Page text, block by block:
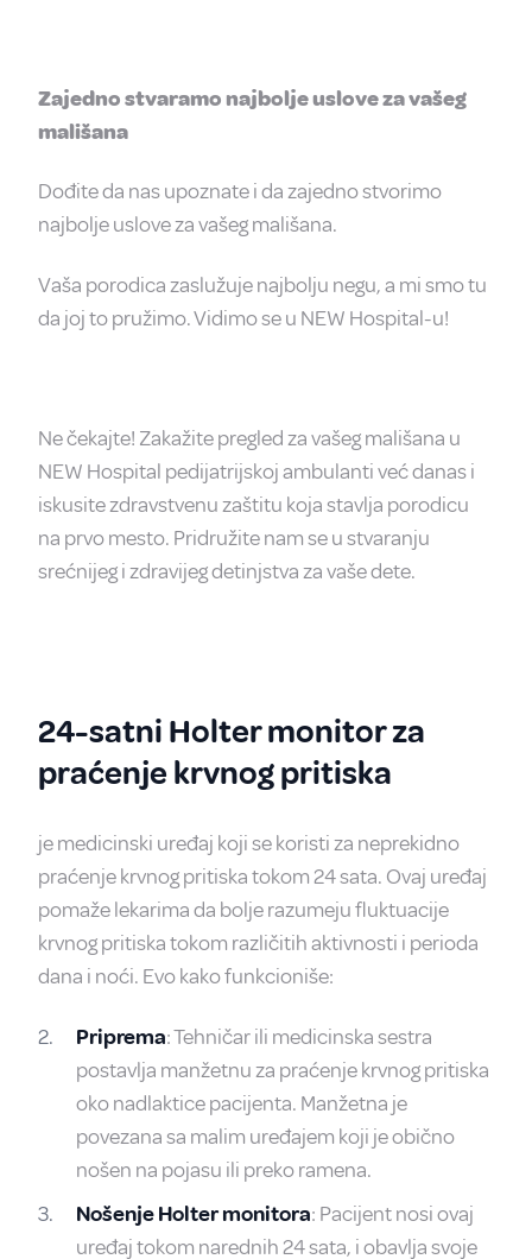
Zajedno stvaramo najbolje uslove za vašeg
mališana
Dođite da nas upoznate i da zajedno stvorimo
najbolje uslove za vašeg mališana.
Vaša porodica zaslužuje najbolju negu, a mi smo tu
da joj to pružimo. Vidimo se u NEW Hospital-u!
Ne čekajte! Zakažite pregled za vašeg mališana u
NEW Hospital pedijatrijskoj ambulanti već danas i
iskusite zdravstvenu zaštitu koja stavlja porodicu
na prvo mesto. Pridružite nam se u stvaranju
srećnijeg i zdravijeg detinjstva za vaše dete.
24-satni Holter monitor za
praćenje krvnog pritiska
je medicinski uređaj koji se koristi za neprekidno
praćenje krvnog pritiska tokom 24 sata. Ovaj uređaj
pomaže lekarima da bolje razumeju fluktuacije
krvnog pritiska tokom različitih aktivnosti i perioda
dana i noći. Evo kako funkcioniše:
Priprema: Tehničar ili medicinska sestra
postavlja manžetnu za praćenje krvnog pritiska
oko nadlaktice pacijenta. Manžetna je
povezana sa malim uređajem koji je obično
nošen na pojasu ili preko ramena.
Nošenje Holter monitora: Pacijent nosi ovaj
uređaj tokom narednih 24 sata, i obavlja svoje